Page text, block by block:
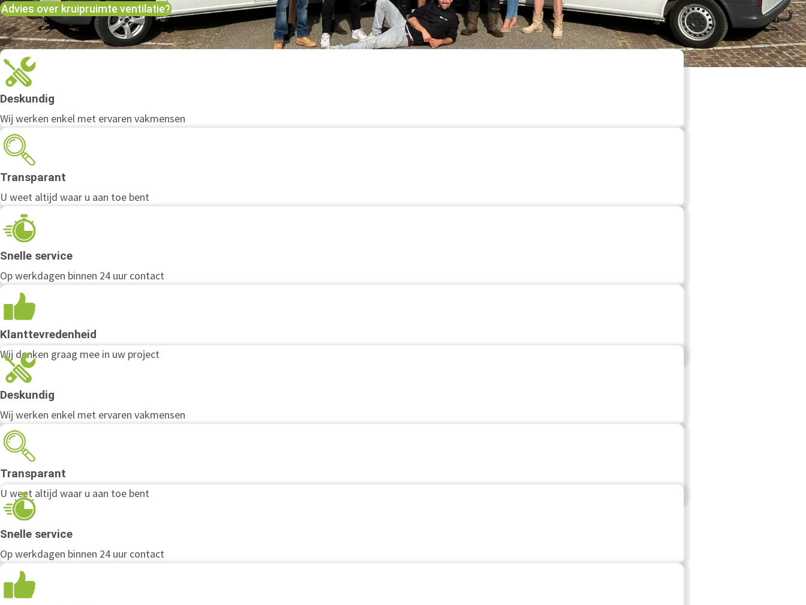
Advies over kruipruimte ventilatie?
Deskundig
Wij werken enkel met ervaren vakmensen
Transparant
U weet altijd waar u aan toe bent
Snelle service
Op werkdagen binnen 24 uur contact
Klanttevredenheid
Wij denken graag mee in uw project
Deskundig
Wij werken enkel met ervaren vakmensen
Transparant
U weet altijd waar u aan toe bent
Snelle service
Op werkdagen binnen 24 uur contact